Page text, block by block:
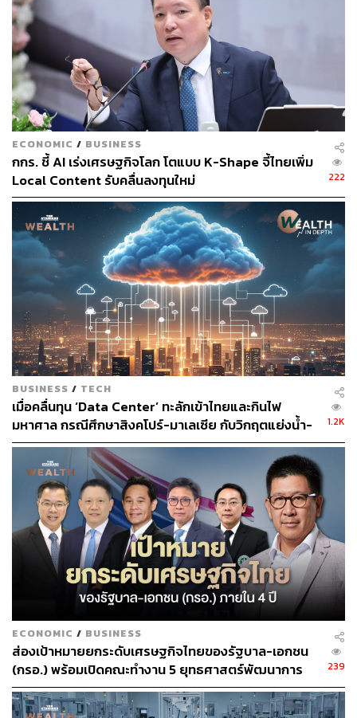
เช่น ค่าใช้จ่ายในการวิจัยและพัฒนาเทคโนโลยี การพัฒนา
บุคลากร การปรับปรุงประสิทธิภาพโดยใช้เทคโนโลยีสมัย
ใหม่ การลงทุนด้านเทคโนโลยีที่เป็นมิตรต่อสิ่งแวดล้อม และ
การยกระดับมาตรฐานที่เป็นสากล เป็นต้น โดยปัจจุบันกองทุน
เพิ่มขีดความสามารถในการแข่งขันมีเงินอยู่ประมาณ 3 หมื่น
ล้านบาท
“คงไม่ใช่ทุกบริษัทที่เข้าข่ายจะต้องเสียภาษีส่วนนี้ เพราะบาง
บริษัทเสียภาษีเกิน 15% อยู่แล้ว ก็ไม่ต้องจ่ายเพิ่ม ช่วง 2 ปีที่
ผ่านมาเราสื่อสารกับบริษัทขนาดใหญ่ในเรื่องนี้มาตลอด ซึ่ง
ต้องเป็นไปตามกติกาสากล หากมองอีกแง่ก็สะท้อนว่านัก
ลงทุนรายใหญ่ก็ยังเข้ามาลงทุนในไทยต่อเนื่อง เพราะเรามี
มาตรการที่พร้อม จากตัวเลขยอดการลงทุน FDI ก็ไม่หนีหาย
ในทางกลับกันก็เป็นโอกาสให้บริษัทลงทุนในอุตสาหกรรม
เป้าหมายของไทยด้วย”
โดยเฉพาะปี 2568 จะเป็นปีที่ท้าทาย มีการย้ายฐานของการ
ลงทุนมายังภูมิภาค ดังนั้นไทยต้องปรับตัวด้วยการสร้างจุด
แข็งใหม่ๆ ใน 7 ด้านสำคัญ ได้แก่
สร้างบุคลากรให้สามารถรองรับอุตสาหกรรมใหม่
พลังงานสะอาด
ขยายพื้นที่รองรับการเติบโตของอุตสาหกรรมใหม่
สร้างซัพพลายเชนใหม่เพื่อรองรับอุตสาหกรรมใหม่
ขยาย FTA ไปตลาดใหม่ เพื่อลดการพึ่งพิงตลาดเดิม
การลดข้อจำกัดของการลงทุน หรือ Ease of
Investment
Global Minimum TAX
อย่างไรก็ตาม กรมสรรพากรกำลังพัฒนากฎหมายลูก 20-30
ฉบับ เพื่อรองรับการจัดเก็บภาษี GMT รวมถึงมาตรการ
‘เครดิตภาษีคืน’ (Refundable Tax Credit) ซึ่งสอดคล้องกับคำ
แนะนำของ OECD และจะมีการหารืออีกครั้งในวันศุกร์นี้
นฤตม์กล่าวอีกว่า กรณีที่รัฐบาลมีแนวคิดที่จะให้มีการจัดตั้ง
Entertainment Complex นั้น ถือเป็น ‘เรื่องที่น่าสนใจ’ ซึ่งจะ
ECONOMIC / BUSINESS
กกร. ชี้ AI เร่งเศรษฐกิจโลก โตแบบ K-Shape จี้ไทยเพิ่ม
Local Content รับคลื่นลงทุนใหม่
222
BUSINESS / TECH
เมื่อคลื่นทุน ‘Data Center’ ทะลักเข้าไทยและกินไฟ
มหาศาล กรณีศึกษาสิงคโปร์-มาเลเซีย กับวิกฤตแย่งน้ำ-
ไฟ
1.2K
ECONOMIC / BUSINESS
ส่องเป้าหมายยกระดับเศรษฐกิจไทยของรัฐบาล-เอกชน
(กรอ.) พร้อมเปิดคณะทำงาน 5 ยุทธศาสตร์พัฒนาการ
ลงทุนใหม่
239